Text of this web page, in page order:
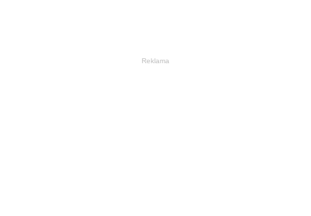
Reklama